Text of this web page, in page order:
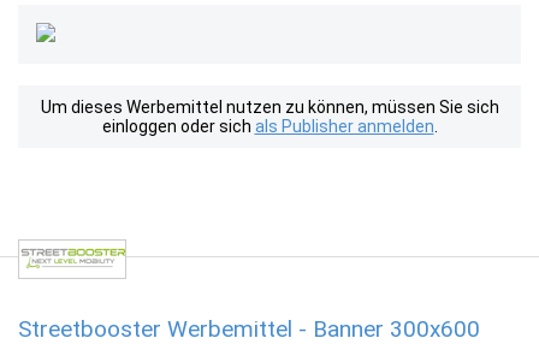
Um dieses Werbemittel nutzen zu können, müssen Sie sich
einloggen oder sich als Publisher anmelden
Streetbooster Werbemittel - Banner 300x600